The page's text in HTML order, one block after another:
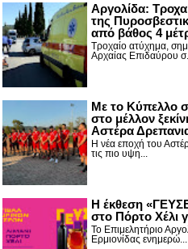
Αργολίδα:
της
από βάθος 4
Τροχαίο ατύχημα,
Αρχαίας Επιδαύρου σ...
Με το Κύπελλο
στο μέλλον
Αστέρα
Η νέα εποχή του
τις πιο υψη...
Η έκθεση
στο Πόρτο Χέλι
Το Επιμελητήριο
Ερμιονίδας ενημερώ...